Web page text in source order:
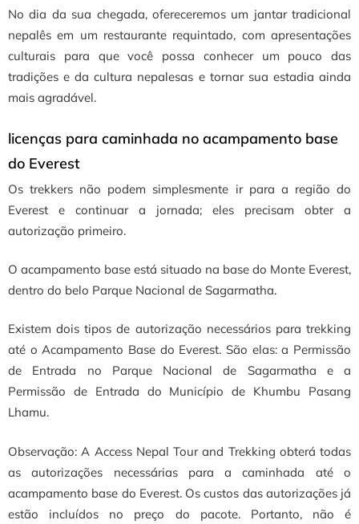
No dia da sua chegada, ofereceremos um jantar tradicional
nepalês em um restaurante requintado, com apresentações
culturais para que você possa conhecer um pouco das
tradições e da cultura nepalesas e tornar sua estadia ainda
mais agradável.
licenças para caminhada no acampamento base
do Everest
Os trekkers não podem simplesmente ir para a região do
Everest e continuar a jornada; eles precisam obter a
autorização primeiro.
O acampamento base está situado na base do Monte Everest,
dentro do belo Parque Nacional de Sagarmatha.
Existem dois tipos de autorização necessários para trekking
até o Acampamento Base do Everest. São elas: a Permissão
de Entrada no Parque Nacional de Sagarmatha e a
Permissão de Entrada do Município de Khumbu Pasang
Lhamu.
Observação: A Access Nepal Tour and Trekking obterá todas
as autorizações necessárias para a caminhada até o
acampamento base do Everest. Os custos das autorizações já
estão incluídos no preço do pacote. Portanto, não é